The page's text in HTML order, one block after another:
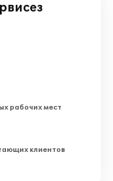
рабочих мест
клиентов